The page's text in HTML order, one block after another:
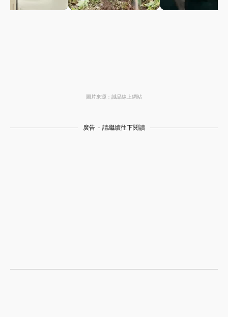
圖片來源：誠品線上網站
廣告 - 請繼續往下閱讀